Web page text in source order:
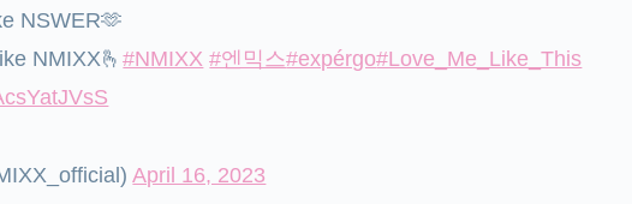
NSWER🫶
NMIXX🫰#NMIXX #엔믹스#expérgo#Love_Me_Like_This
April 16, 2023